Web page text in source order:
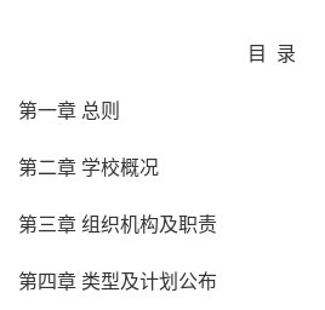
目 录
第一章 总则
第二章 学校概况
第三章 组织机构及职责
第四章 类型及计划公布